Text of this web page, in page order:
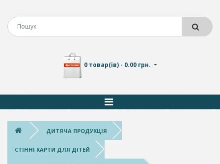
0 товар(ів) - 0.00 грн.
ДИТЯЧА ПРОДУКЦІЯ
СТІННІ КАРТИ ДЛЯ ДІТЕЙ